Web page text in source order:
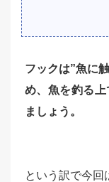
フックは”魚に
め、魚を釣る
ましょう。
という訳で今回